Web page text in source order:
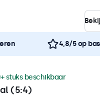
4,8/5 op
(5:4)
stuks beschikbaar